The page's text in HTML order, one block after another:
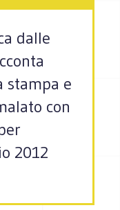
dalle
stampa e
con
2012